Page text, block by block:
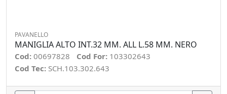
PAVANELLO
MANIGLIA ALTO INT.32 MM. ALL L.58 MM. NERO
Cod: 00697828 Cod For: 103302643
Cod Tec: SCH.103.302.643